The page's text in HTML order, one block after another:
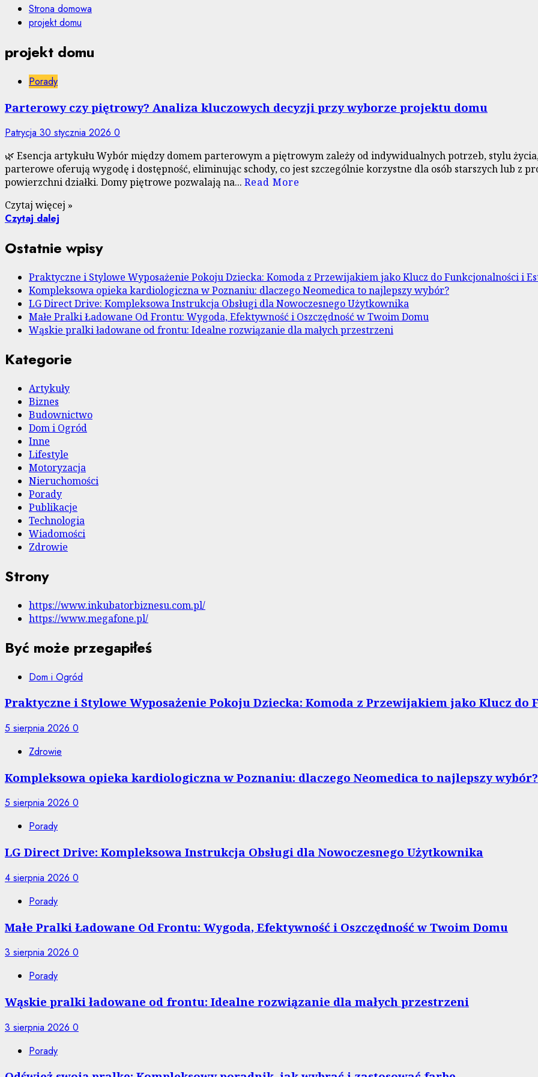
Strona domowa
projekt domu
projekt domu
Porady
Parterowy czy piętrowy? Analiza kluczowych decyzji przy wyborze projektu domu
Patrycja 30 stycznia 2026 0
🌿 Esencja artykułu Wybór między domem parterowym a piętrowym zależy od indywidualnych potrzeb, stylu
parterowe oferują wygodę i dostępność, eliminując schody, co jest szczególnie korzystne dla osób starszych lub z
powierzchni działki. Domy piętrowe pozwalają na... Read More
Czytaj więcej »
Czytaj dalej
Ostatnie wpisy
Praktyczne i Stylowe Wyposażenie Pokoju Dziecka: Komoda z Przewijakiem jako Klucz do Funkcjonalności i
Kompleksowa opieka kardiologiczna w Poznaniu: dlaczego Neomedica to najlepszy wybór?
LG Direct Drive: Kompleksowa Instrukcja Obsługi dla Nowoczesnego Użytkownika
Małe Pralki Ładowane Od Frontu: Wygoda, Efektywność i Oszczędność w Twoim Domu
Wąskie pralki ładowane od frontu: Idealne rozwiązanie dla małych przestrzeni
Kategorie
Artykuły
Biznes
Budownictwo
Dom i Ogród
Inne
Lifestyle
Motoryzacja
Nieruchomości
Porady
Publikacje
Technologia
Wiadomości
Zdrowie
Strony
https://www.inkubatorbiznesu.com.pl/
https://www.megafone.pl/
Być może przegapiłeś
Dom i Ogród
Praktyczne i Stylowe Wyposażenie Pokoju Dziecka: Komoda z Przewijakiem jako Klucz do
5 sierpnia 2026 0
Zdrowie
Kompleksowa opieka kardiologiczna w Poznaniu: dlaczego Neomedica to najlepszy wybór?
5 sierpnia 2026 0
Porady
LG Direct Drive: Kompleksowa Instrukcja Obsługi dla Nowoczesnego Użytkownika
4 sierpnia 2026 0
Porady
Małe Pralki Ładowane Od Frontu: Wygoda, Efektywność i Oszczędność w Twoim Domu
3 sierpnia 2026 0
Porady
Wąskie pralki ładowane od frontu: Idealne rozwiązanie dla małych przestrzeni
3 sierpnia 2026 0
Porady